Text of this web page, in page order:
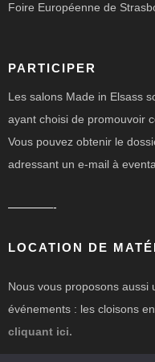
Foire Européenne de
PARTICIPER
Les salons Made in Elsass
ayant choisi de promouvoir
Vous pouvez obtenir le
adressant un e-mail à
————-
LOCATION DE
Nous vous proposons aussi
événements : les cloisons
cliquant ici.